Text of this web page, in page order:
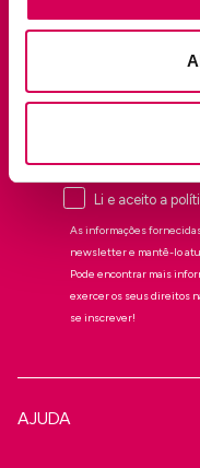
QUERO O
Li e aceito a
As informações
newsletter e mantê-lo
Pode encontrar mais
exercer os seus direitos
se inscrever!
AJUDA